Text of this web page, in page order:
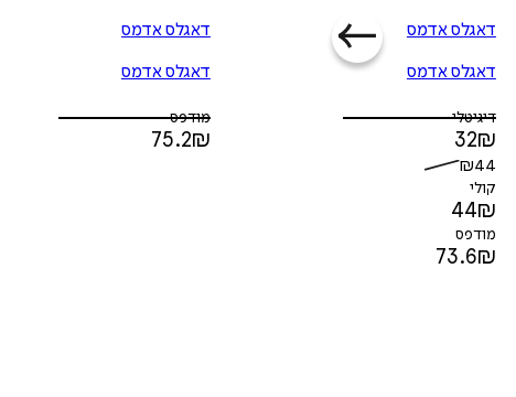
דאגלס אדמס
דאגלס אדמס
דיגיטלי
32₪
₪44
קולי
44₪
מודפס
73.6₪
דאגלס אדמס
דאגלס אדמס
מודפס
75.2₪